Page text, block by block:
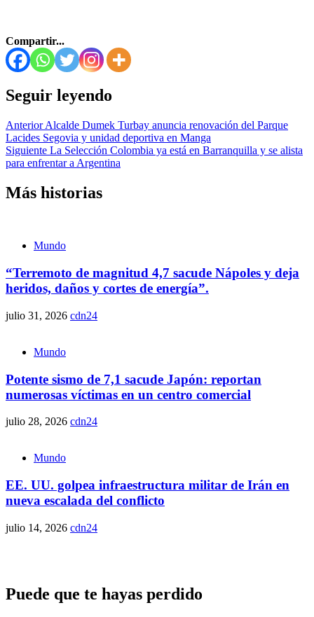
Compartir...
Seguir leyendo
AnteriorAlcalde Dumek Turbay anuncia renovación del Parque
Lacides Segovia y unidad deportiva en Manga
Siguiente La Selección Colombia ya está en Barranquilla y se alista
para enfrentar a Argentina
Más historias
Mundo
“Terremoto de magnitud 4,7 sacude Nápoles y deja
heridos, daños y cortes de energía”.
julio 31, 2026 cdn24
Mundo
Potente sismo de 7,1 sacude Japón: reportan
numerosas víctimas en un centro comercial
julio 28, 2026 cdn24
Mundo
EE. UU. golpea infraestructura militar de Irán en
nueva escalada del conflicto
julio 14, 2026 cdn24
Puede que te hayas perdido